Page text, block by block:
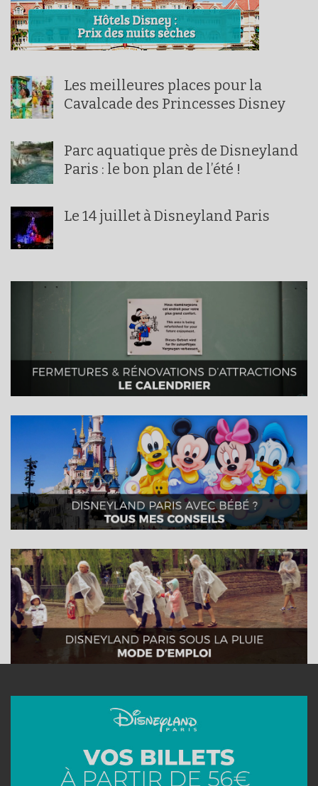
Les meilleures places pour la
Cavalcade des Princesses Disney
Parc aquatique près de Disneyland
Paris : le bon plan de l’été !
Le 14 juillet à Disneyland Paris